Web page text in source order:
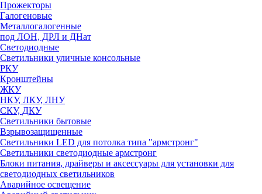
Прожекторы
Галогеновые
Металлогалогенные
под ЛОН, ДРЛ и ДНат
Светодиодные
Светильники уличные консольные
РКУ
Кронштейны
ЖКУ
НКУ, ЛКУ, ЛНУ
СКУ, ДКУ
Светильники бытовые
Взрывозащищенные
Светильники LED для потолка типа "армстронг"
Светильники светодиодные армстронг
Блоки питания, драйверы и аксессуары для установки для
светодиодных светильников
Аварийное освещение